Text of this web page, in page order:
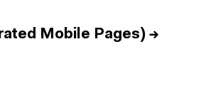
Mobile Pages) →